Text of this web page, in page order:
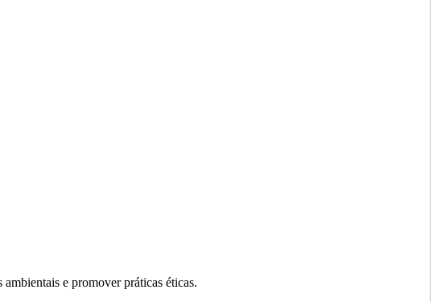
e promover práticas éticas.